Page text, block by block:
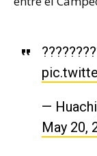
—
May 20,